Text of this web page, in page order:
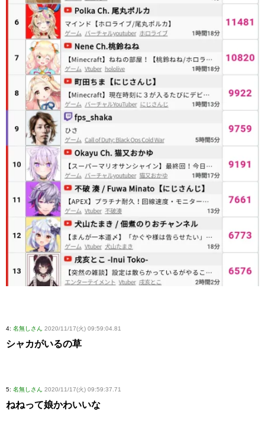
4: 名無しさん 2020/11/17(火) 09:59:04.81
シャカがいるの草
5: 名無しさん 2020/11/17(火) 09:59:37.71
ねねって娘かわいいな